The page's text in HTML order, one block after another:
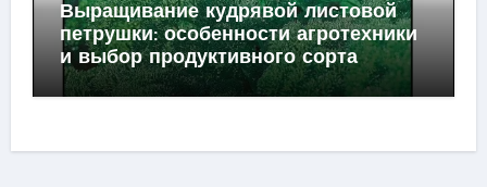
Выращивание кудрявой листовой
петрушки: особенности агротехники
и выбор продуктивного сорта